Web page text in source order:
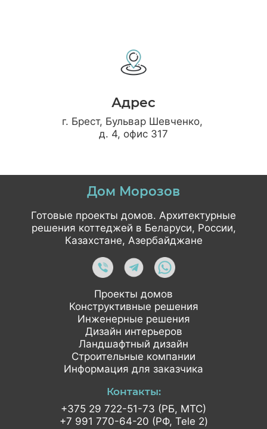
Адрес
г. Брест, Бульвар Шевченко,
д. 4, офис 317
Дом Морозов
Готовые проекты домов. Архитектурные
решения коттеджей в Беларуси, России,
Казахстане, Азербайджане
Проекты домов
Конструктивные решения
Инженерные решения
Дизайн интерьеров
Ландшафтный дизайн
Строительные компании
Информация для заказчика
Контакты:
+375 29 722-51-73 (РБ, МТС)
+7 991 770-64-20 (РФ, Tele 2)